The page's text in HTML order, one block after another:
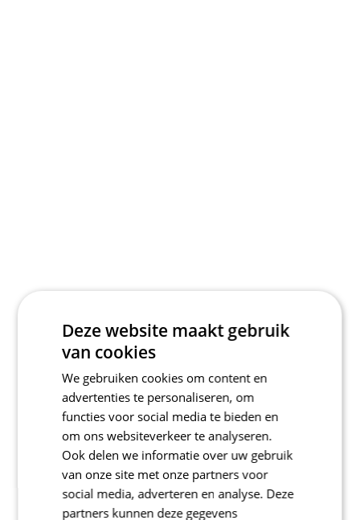
Deze website maakt gebruik
van cookies
We gebruiken cookies om content en
advertenties te personaliseren, om
functies voor social media te bieden en
om ons websiteverkeer te analyseren.
Ook delen we informatie over uw gebruik
van onze site met onze partners voor
social media, adverteren en analyse. Deze
partners kunnen deze gegevens